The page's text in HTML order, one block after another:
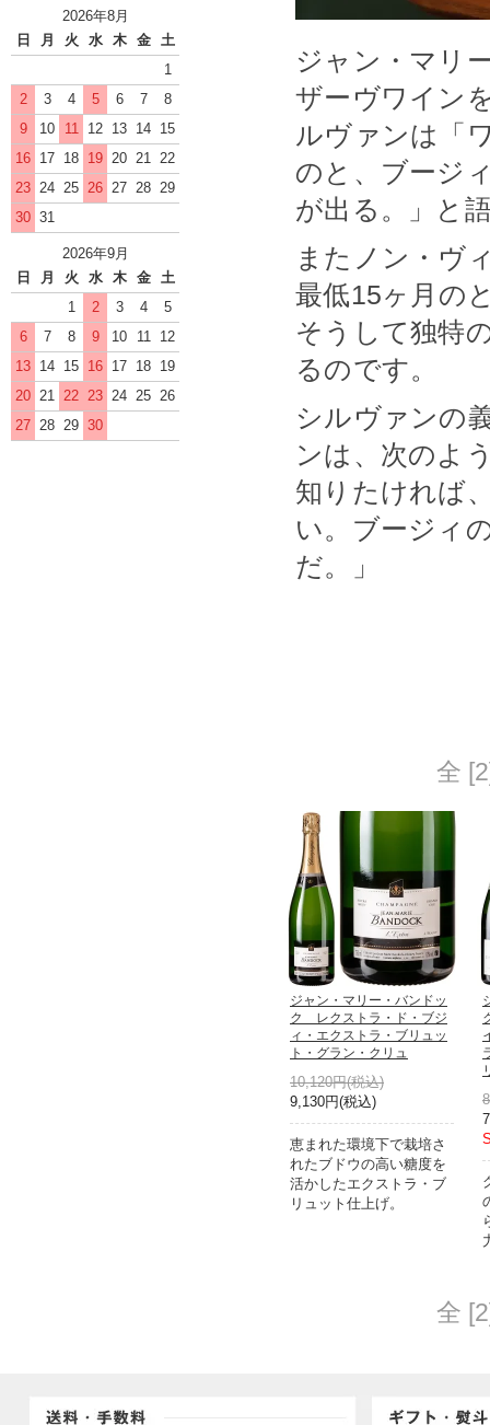
ジャン・マリ
ザーヴワイン
ルヴァンは「
のと、ブージ
が出る。」と
またノン・ヴ
最低15ヶ月の
そうして独特
るのです。
シルヴァンの
ンは、次のよ
知りたければ
い。ブージィ
だ。」
全
ジャン・マリー・バンドッ
ク レクストラ・ド・ブジ
ィ・エクストラ・ブリュッ
ト・グラン・クリュ
10,120円(税込)
9,130円(税込)
恵まれた環境下で栽培さ
れたブドウの高い糖度を
活かしたエクストラ・ブ
リュット仕上げ。
全
2026年8月
日
月 火 水 木 金
土
1
2
3 4 5 6 7
8
9
10 11 12 13 14 15
16 17 18 19 20 21 22
23 24 25 26 27 28 29
30 31
2026年9月
日
月 火 水 木 金
土
1
2 3 4
5
6
7 8 9 10 11
12
13 14 15 16 17 18 19
20 21 22 23 24 25 26
27 28 29 30